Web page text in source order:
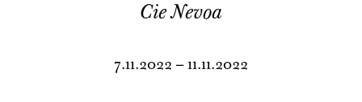
Cie Nevoa
7.11.2022 – 11.11.2022